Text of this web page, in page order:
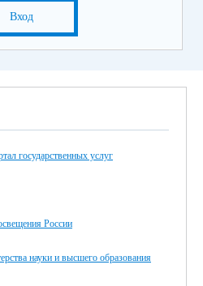
Вход
государственных услуг
России
науки и высшего образования